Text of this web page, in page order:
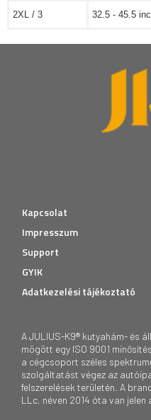
2XL / 3 32.5 - 45.5
Kapcsolat
Impresszum
Support
GYIK
Adatkezelési tájékoztató
A JULIUS-K9® kutyahám- és
mögött egy ISO 9001
a cégcsoport széles
szolgáltatást végez az
felszerelések területén. A
LLc. néven 2014 óta van jelen